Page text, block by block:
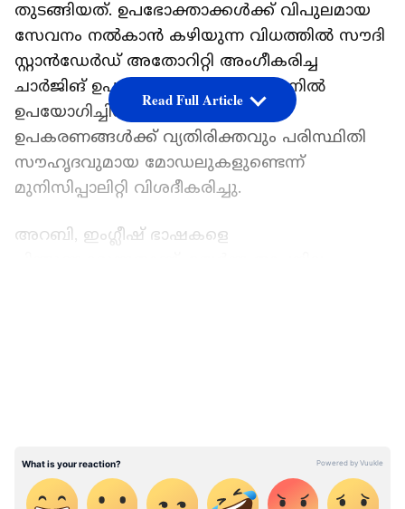
തുടങ്ങിയത്. ഉപഭോക്താക്കൾക്ക് വിപുലമായ
സേവനം നൽകാൻ കഴിയുന്ന വിധത്തിൽ സൗദി
സ്റ്റാൻഡേർഡ് അതോറിറ്റി അംഗീകരിച്ച
ചാർജിങ് ഉപകരണങ്ങളാണ് സ്റ്റേഷനിൽ
ഉപയോഗിച്ചിരിക്കുന്നത്. പുതിയ
ഉപകരണങ്ങൾക്ക് വ്യതിരിക്തവും പരിസ്ഥിതി
സൗഹൃദവുമായ മോഡലുകളുണ്ടെന്ന്
മുനിസിപ്പാലിറ്റി വിശദീകരിച്ചു.
അറബി, ഇംഗ്ലീഷ് ഭാഷകളെ
മുന്നോട്ട് കൊണ്ടുപോകുന്നതിനൊപ്പം
പരിവർത്തന പരിപാടികളുടെയും ‘വിഷൻ 2030’
Read Full Article